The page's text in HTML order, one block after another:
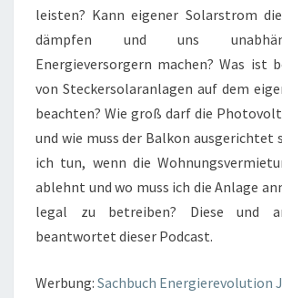
leisten? Kann eigener Solarstrom
dämpfen und uns
Energieversorgern machen? Was ist
von Steckersolaranlagen auf dem
beachten? Wie groß darf die
und wie muss der Balkon ausgerichtet
ich tun, wenn die
ablehnt und wo muss ich die Anlage
legal zu betreiben? Diese und
beantwortet dieser Podcast.
Werbung: Sachbuch Energierevolution